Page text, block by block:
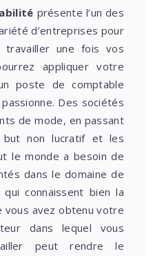
présente l’un des
d’entreprises pour
travailler une fois vos
appliquer votre
poste de comptable
Des sociétés
de mode, en passant
but non lucratif et les
le monde a besoin de
dans le domaine de
connaissent bien la
vous avez obtenu votre
dans lequel vous
peut rendre le